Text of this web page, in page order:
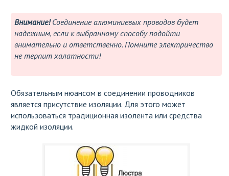
Внимание!Соединение алюминиевых проводов будет
надежным, если к выбранному способу подойти
внимательно и ответственно. Помните электричество
не терпит халатности!
Обязательным нюансом в соединении проводников
является присутствие изоляции. Для этого может
использоваться традиционная изолента или средства
жидкой изоляции.